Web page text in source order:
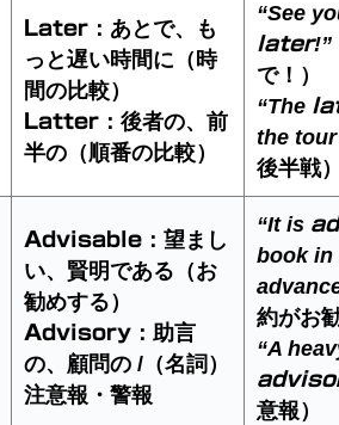
Later ：あとで、も
っと遅い時間に（時
間の比較）
Latter ：後者の、前
半の（順番の比較）
“See
later!”
で！）
“The
the
後半戦
Advisable ：望まし
い、賢明である（お
勧めする）
Advisory ：助言
の、顧問の /（名詞）
注意報・警報
“It is
book in
約がお
“A
意報）